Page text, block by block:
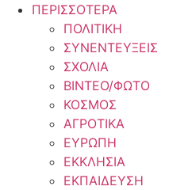
ΠΕΡΙΣΣΟΤΕΡΑ
ΠΟΛΙΤΙΚΗ
ΣΥΝΕΝΤΕΥΞΕΙΣ
ΣΧΟΛΙΑ
ΒΙΝΤΕΟ/ΦΩΤΟ
ΚΟΣΜΟΣ
ΑΓΡΟΤΙΚΑ
ΕΥΡΩΠΗ
ΕΚΚΛΗΣΙΑ
ΕΚΠΑΙΔΕΥΣΗ